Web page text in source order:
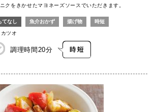
クをきかせたマヨネーズソースでいただきます。
てなし 魚介おかず 揚げ物 時短
カツオ
調理時間 20分